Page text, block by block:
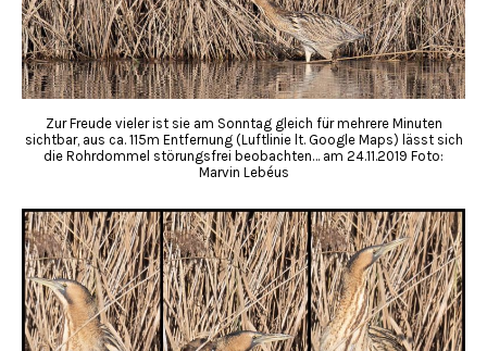
Zur Freude vieler ist sie am Sonntag gleich für mehrere Minuten
sichtbar, aus ca. 115m Entfernung (Luftlinie lt. Google Maps) lässt sich
die Rohrdommel störungsfrei beobachten… am 24.11.2019 Foto:
Marvin Lebéus